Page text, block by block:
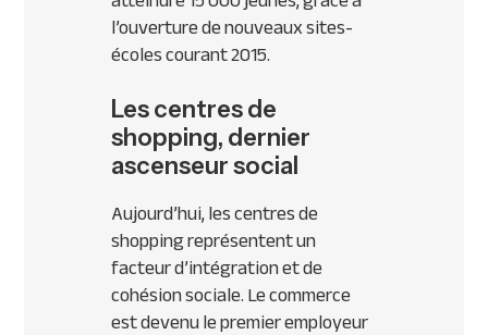
l’ouverture de nouveaux sites-
écoles courant 2015.
Les centres de
shopping, dernier
ascenseur social
Aujourd’hui, les centres de
shopping représentent un
facteur d’intégration et de
cohésion sociale. Le commerce
est devenu le premier employeur